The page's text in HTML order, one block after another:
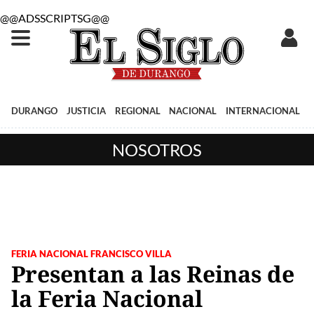
@@ADSSCRIPTSG@@
DURANGO JUSTICIA REGIONAL NACIONAL INTERNACIONAL
NOSOTROS
FERIA NACIONAL FRANCISCO VILLA
Presentan a las Reinas de
la Feria Nacional